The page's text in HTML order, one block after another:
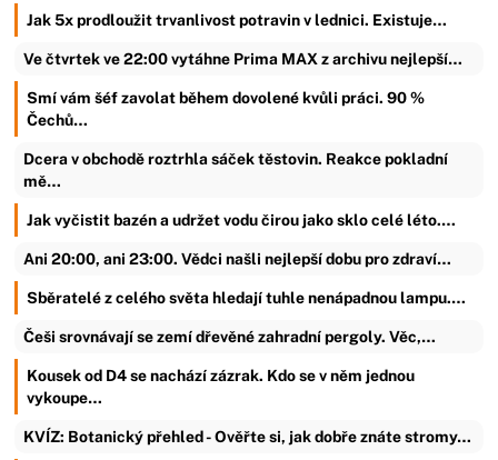
Jak 5x prodloužit trvanlivost potravin v lednici. Existuje…
Ve čtvrtek ve 22:00 vytáhne Prima MAX z archivu nejlepší…
Smí vám šéf zavolat během dovolené kvůli práci. 90 %
Čechů…
Dcera v obchodě roztrhla sáček těstovin. Reakce pokladní
mě…
Jak vyčistit bazén a udržet vodu čirou jako sklo celé léto.…
Ani 20:00, ani 23:00. Vědci našli nejlepší dobu pro zdraví…
Sběratelé z celého světa hledají tuhle nenápadnou lampu.…
Češi srovnávají se zemí dřevěné zahradní pergoly. Věc,…
Kousek od D4 se nachází zázrak. Kdo se v něm jednou
vykoupe…
KVÍZ: Botanický přehled - Ověřte si, jak dobře znáte stromy…